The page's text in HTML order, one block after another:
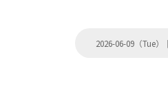
2026-06-09（Tue）｜